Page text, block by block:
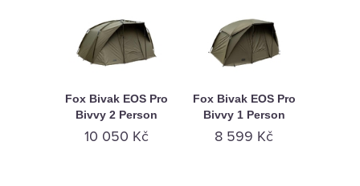
Fox Bivak EOS Pro
Bivvy 2 Person
10 050 Kč
Fox Bivak EOS Pro
Bivvy 1 Person
8 599 Kč